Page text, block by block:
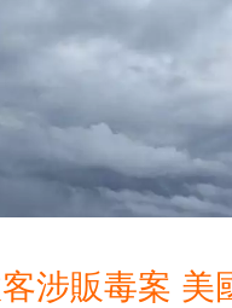
涉販毒案 美